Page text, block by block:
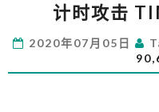
计时攻击
2020年07月05日